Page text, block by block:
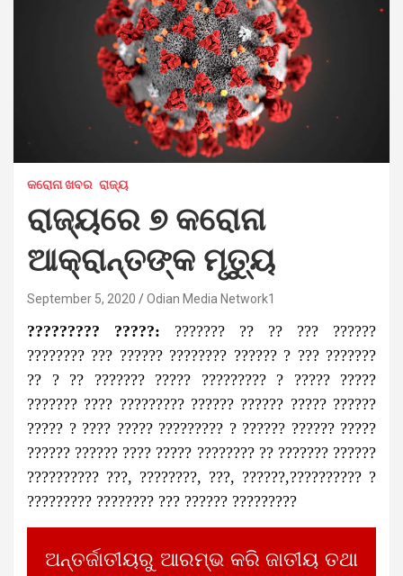
କରୋନା ଖବର ରାଜ୍ୟ
ରାଜ୍ୟରେ ୭ କରୋନା
ଆକ୍ରାନ୍ତଙ୍କ ମୃତ୍ୟୁ
September 5, 2020 Odian Media Network1
????????? ?????: ??????? ?? ?? ??? ??????
???????? ??? ?????? ???????? ?????? ? ??? ???????
?? ? ?? ??????? ????? ????????? ? ????? ?????
??????? ???? ????????? ?????? ?????? ????? ??????
????? ? ???? ????? ????????? ? ?????? ?????? ?????
?????? ?????? ???? ????? ???????? ?? ??????? ??????
?????????? ???, ????????, ???, ??????,?????????? ?
????????? ???????? ??? ?????? ?????????
ଅନ୍ତର୍ଜାତୀୟରୁ ଆରମ୍ଭ କରି ଜାତୀୟ ତଥା